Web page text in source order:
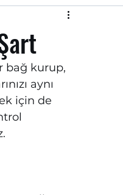
bağ kurup,
aynı
için de